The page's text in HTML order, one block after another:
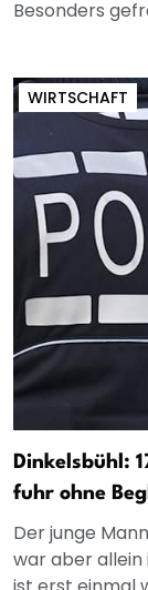
Besonders
WIRTSCHAFT
Dinkelsbühl:
fuhr ohne
Der junge
war aber allein